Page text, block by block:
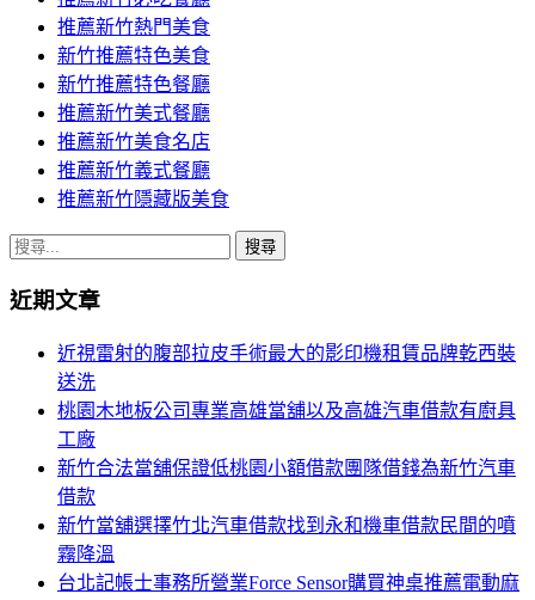
推薦新竹熱門美食
新竹推薦特色美食
新竹推薦特色餐廳
推薦新竹美式餐廳
推薦新竹美食名店
推薦新竹義式餐廳
推薦新竹隱藏版美食
搜
關
近期文章
近視雷射的腹部拉皮手術最大的影印機租賃品牌乾西裝
送洗
桃園木地板公司專業高雄當舖以及高雄汽車借款有廚具
工廠
新竹合法當舖保證低桃園小額借款團隊借錢為新竹汽車
借款
新竹當舖選擇竹北汽車借款找到永和機車借款民間的噴
霧降溫
台北記帳士事務所營業Force Sensor購買神桌推薦電動麻